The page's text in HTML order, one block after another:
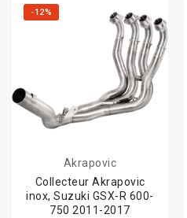
-12%
Akrapovic
Collecteur Akrapovic
inox, Suzuki GSX-R 600-
750 2011-2017